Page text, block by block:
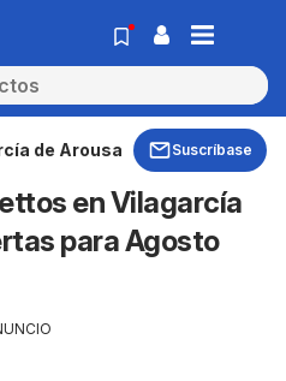
de Arousa Suscríbase
en Vilagarcía
para Agosto